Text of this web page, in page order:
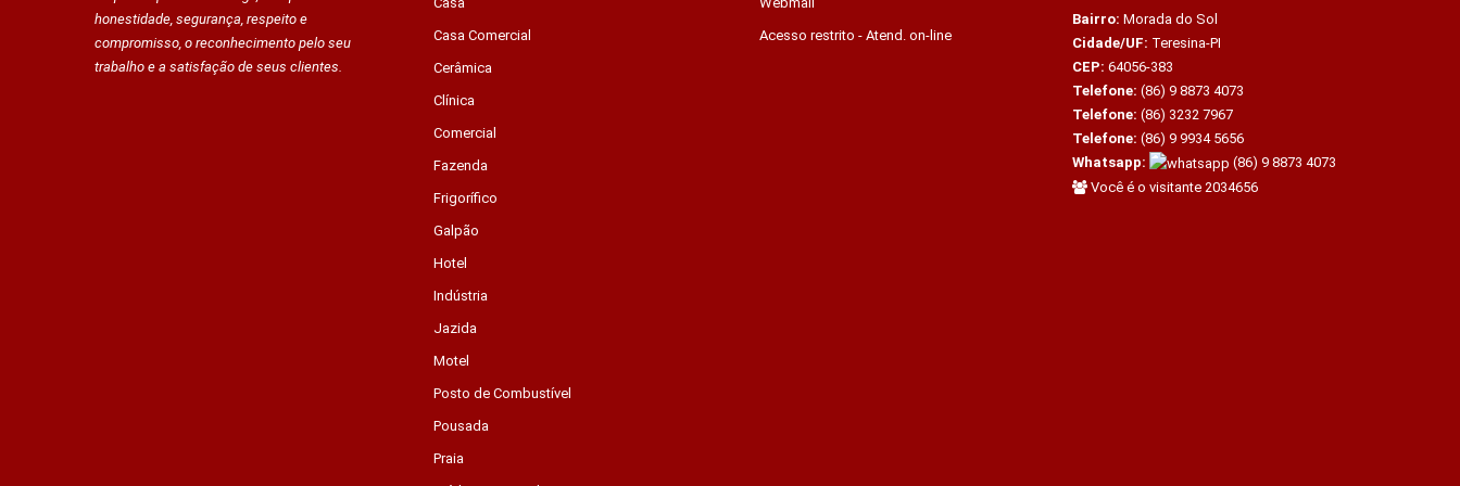
honestidade, segurança, respeito e
compromisso, o reconhecimento pelo seu
trabalho e a satisfação de seus clientes.
Casa Comercial
Cerâmica
Clínica
Comercial
Fazenda
Frigorífico
Galpão
Hotel
Indústria
Jazida
Motel
Posto de Combustível
Pousada
Praia
Acesso restrito - Atend. on-line
Bairro: Morada do Sol
Cidade/UF: Teresina-PI
CEP: 64056-383
Telefone: (86) 9 8873 4073
Telefone: (86) 3232 7967
Telefone: (86) 9 9934 5656
Whatsapp:
(86) 9 8873 4073
Você é o visitante 2034656